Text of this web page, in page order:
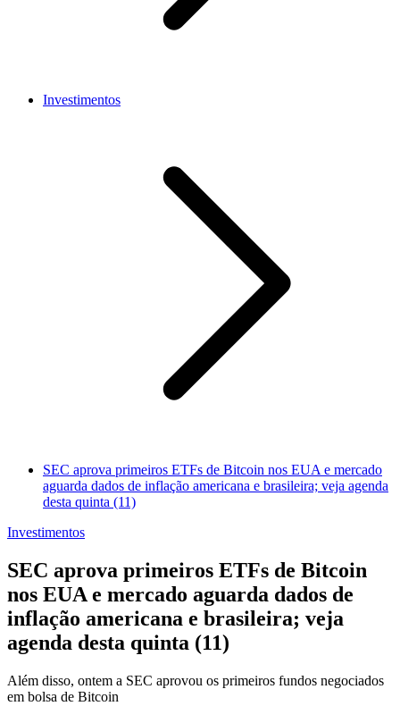
Investimentos
SEC aprova primeiros ETFs de Bitcoin nos EUA e mercado
aguarda dados de inflação americana e brasileira; veja agenda
desta quinta (11)
Investimentos
SEC aprova primeiros ETFs de Bitcoin
nos EUA e mercado aguarda dados de
inflação americana e brasileira; veja
agenda desta quinta (11)
Além disso, ontem a SEC aprovou os primeiros fundos negociados
em bolsa de Bitcoin